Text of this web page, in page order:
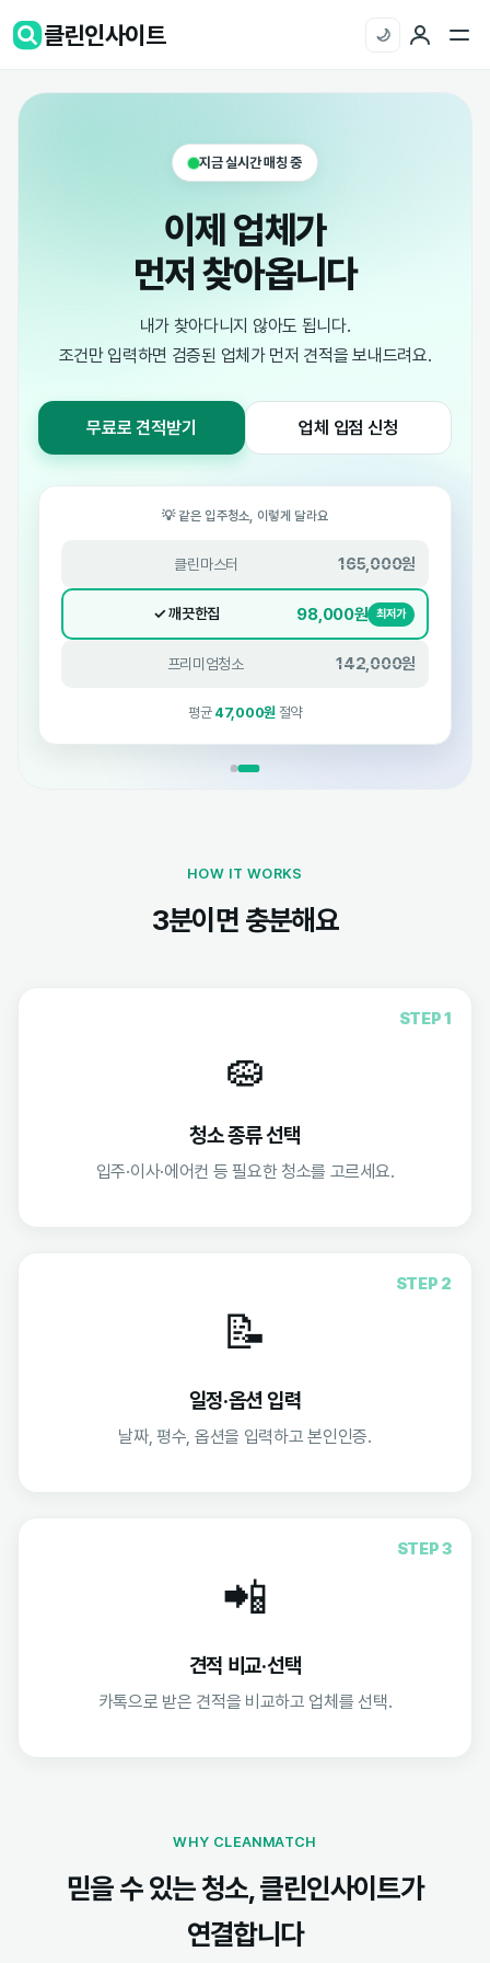
클린인사이트 🌙
지금 실시간 매칭 중
이제 업체가
먼저 찾아옵니다
내가 찾아다니지 않아도 됩니다.
조건만 입력하면 검증된 업체가 먼저 견적을 보내드려요.
무료로 견적받기 업체 입점 신청
💡 같은 입주청소, 이렇게 달라요
클린마스터 165,000원
✓ 깨끗한집 98,000원 최저가
프리미엄청소 142,000원
평균 47,000원 절약
HOW IT WORKS
3분이면 충분해요
STEP 1
🧽
청소 종류 선택
입주·이사·에어컨 등 필요한 청소를 고르세요.
STEP 2
📝
일정·옵션 입력
날짜, 평수, 옵션을 입력하고 본인인증.
STEP 3
📲
견적 비교·선택
카톡으로 받은 견적을 비교하고 업체를 선택.
WHY CLEANMATCH
믿을 수 있는 청소, 클린인사이트가
연결합니다